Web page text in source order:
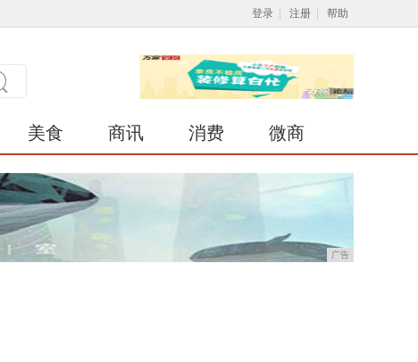
登录 注册 帮助
美食 商讯 消费 微商
广告